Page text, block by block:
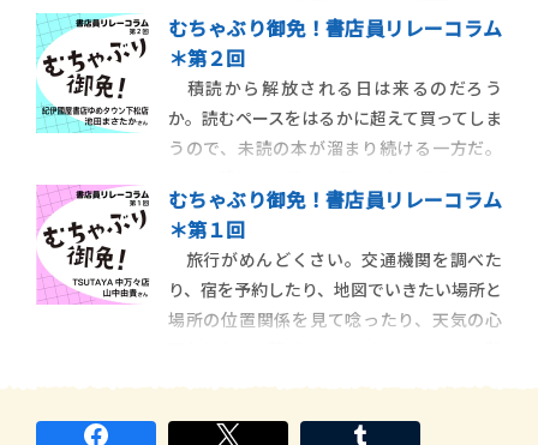
腕を骨折した上に神経を損傷し、肘から先
はほとんど動かすことができなかった。右
手が動かない未来を考えてみると、私は大人
としても母親としても全く役立たずであるよ
うに思われた
むちゃぶり御免！書店員リレーコラム
＊第２回
積読から解放される日は来るのだろう
か。読むペースをはるかに超えて買ってしま
うので、未読の本が溜まり続ける一方だ。
３年経過して気が付けば文庫化されていた
りする。あぁ時間がほしい……。そんな
時、ふと天からの声が聞こえた。「読み終
わるまで、読書休暇をとっていいよ」。いま
だ。いましかな
むちゃぶり御免！書店員リレーコラム
＊第１回
旅行がめんどくさい。交通機関を調べた
り、宿を予約したり、地図でいきたい場所と
場所の位置関係を見て唸ったり、天気の心
たしはあまり旅に向いた人間ではない。そ